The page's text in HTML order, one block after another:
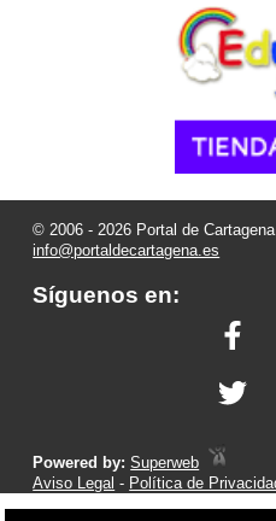
© 2006 - 2026 Portal de
info@portaldecartagena.es
Síguenos en:
Powered by:Superweb
Aviso Legal - Política de